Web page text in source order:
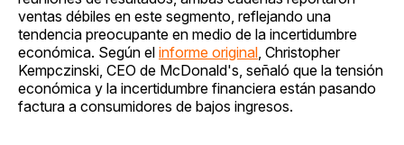
ventas débiles en este segmento, reflejando una
tendencia preocupante en medio de la incertidumbre
económica. Según el informe original , Christopher
Kempczinski, CEO de McDonald's, señaló que la tensión
económica y la incertidumbre financiera están pasando
factura a consumidores de bajos ingresos.